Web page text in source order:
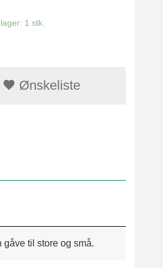
1 stk.
Ønskeliste
til store og små.